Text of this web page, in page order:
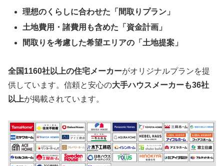
理想のくらしに合わせた「間取りプラン」
土地費用・諸費用も含めた「資金計画」
間取りを考慮した希望エリアの「土地提案」
全国1160社以上の住宅メーカーがオリジナルプランを提
供しています。信頼と安心の大手ハウスメーカーも36社
以上が掲載されています。